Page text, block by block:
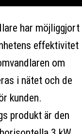
har möjliggjort
effektivitet
om
i nätet och de
kunden.
produkt är den